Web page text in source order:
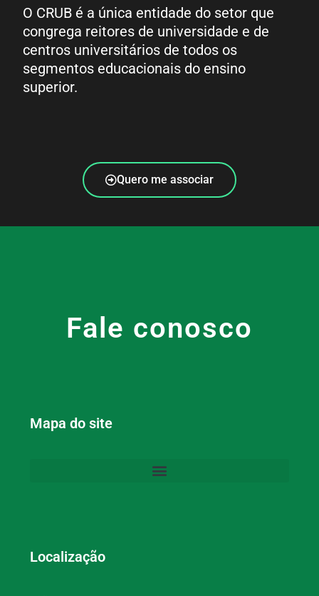
O CRUB é a única entidade do setor que
congrega reitores de universidade e de
centros universitários de todos os
segmentos educacionais do ensino
superior.
Quero me associar
Fale conosco
Mapa do site
Localização